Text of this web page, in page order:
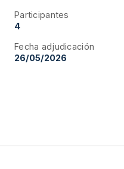
Participantes
4
Fecha adjudicación
26/05/2026